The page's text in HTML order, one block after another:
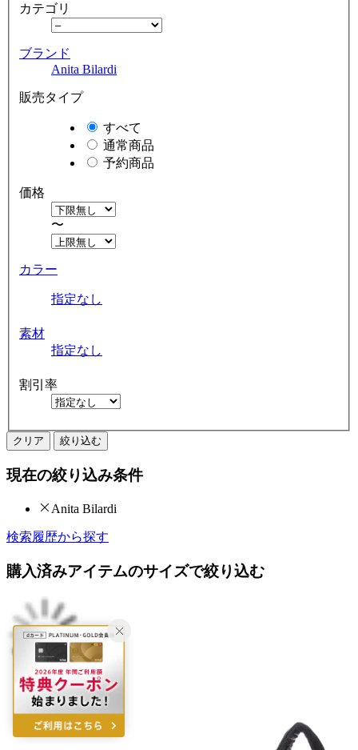
カテゴリ
ブランド
Anita Bilardi
販売タイプ
すべて
通常商品
予約商品
価格
〜
カラー
指定なし
素材
指定なし
割引率
クリア 絞り込む
現在の絞り込み条件
Anita Bilardi
検索履歴から探す
購入済みアイテムのサイズで絞り込む